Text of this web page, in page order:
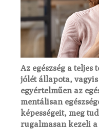
Az egészség a
jólét állapota, vagyis
egyértelműen az
mentálisan
képességeit, meg
rugalmasan kezeli